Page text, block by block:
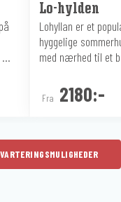
Lo-hylden
Lohyllan er et
hyggelige
med nærhed til et
Fra 2180:-